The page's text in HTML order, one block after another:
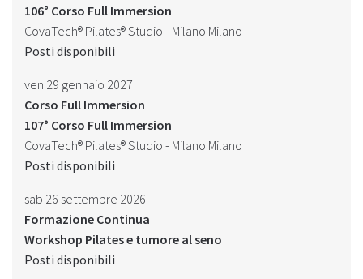
106° Corso Full Immersion
CovaTech® Pilates® Studio - Milano Milano
Posti disponibili
ven 29 gennaio 2027
Corso Full Immersion
107° Corso Full Immersion
CovaTech® Pilates® Studio - Milano Milano
Posti disponibili
sab 26 settembre 2026
Formazione Continua
Workshop Pilates e tumore al seno
Posti disponibili